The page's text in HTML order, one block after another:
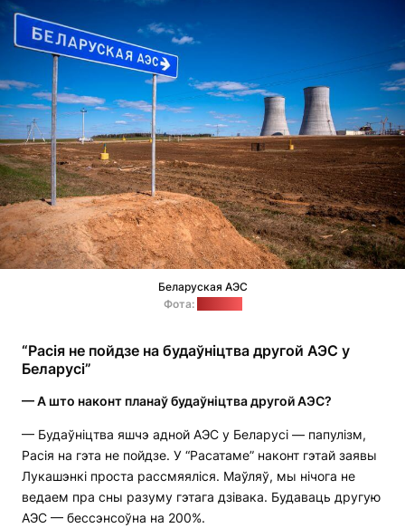
Беларуская АЭС
Фота:
“Расія не пойдзе на будаўніцтва другой АЭС у
Беларусі”
— А што наконт планаў будаўніцтва другой АЭС?
— Будаўніцтва яшчэ адной АЭС у Беларусі — папулізм,
Расія на гэта не пойдзе. У “Расатаме” наконт гэтай заявы
Лукашэнкі проста рассмяяліся. Маўляў, мы нічога не
ведаем пра сны разуму гэтага дзівака. Будаваць другую
АЭС — бессэнсоўна на 200%.